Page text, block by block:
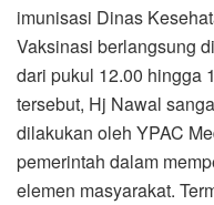
imunisasi Dinas
Vaksinasi berlangsung
dari pukul 12.00 hingga
tersebut, Hj Nawal
dilakukan oleh YPAC
pemerintah dalam
elemen masyarakat.